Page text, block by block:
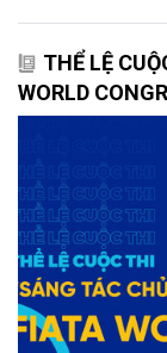
THỂ LỆ
WORLD